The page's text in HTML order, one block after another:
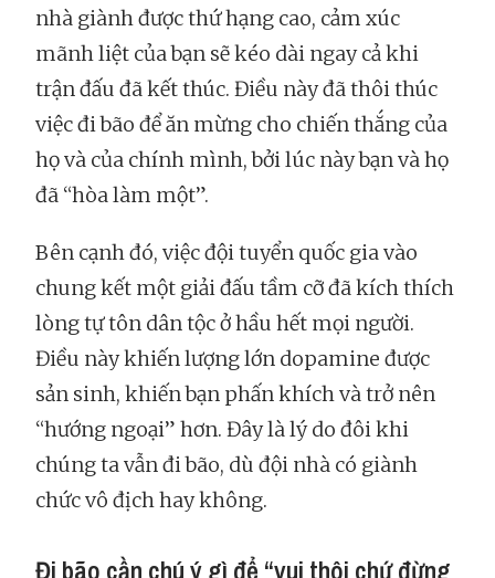
nhà giành được thứ hạng cao, cảm xúc
mãnh liệt của bạn sẽ kéo dài ngay cả khi
trận đấu đã kết thúc. Điều này đã thôi thúc
việc đi bão để ăn mừng cho chiến thắng của
họ và của chính mình, bởi lúc này bạn và họ
đã “hòa làm một”.
Bên cạnh đó, việc đội tuyển quốc gia vào
chung kết một giải đấu tầm cỡ đã kích thích
lòng tự tôn dân tộc ở hầu hết mọi người.
Điều này khiến lượng lớn dopamine được
sản sinh, khiến bạn phấn khích và trở nên
“hướng ngoại” hơn. Đây là lý do đôi khi
chúng ta vẫn đi bão, dù đội nhà có giành
chức vô địch hay không.
Đi bão cần chú ý gì để “vui thôi chứ đừng